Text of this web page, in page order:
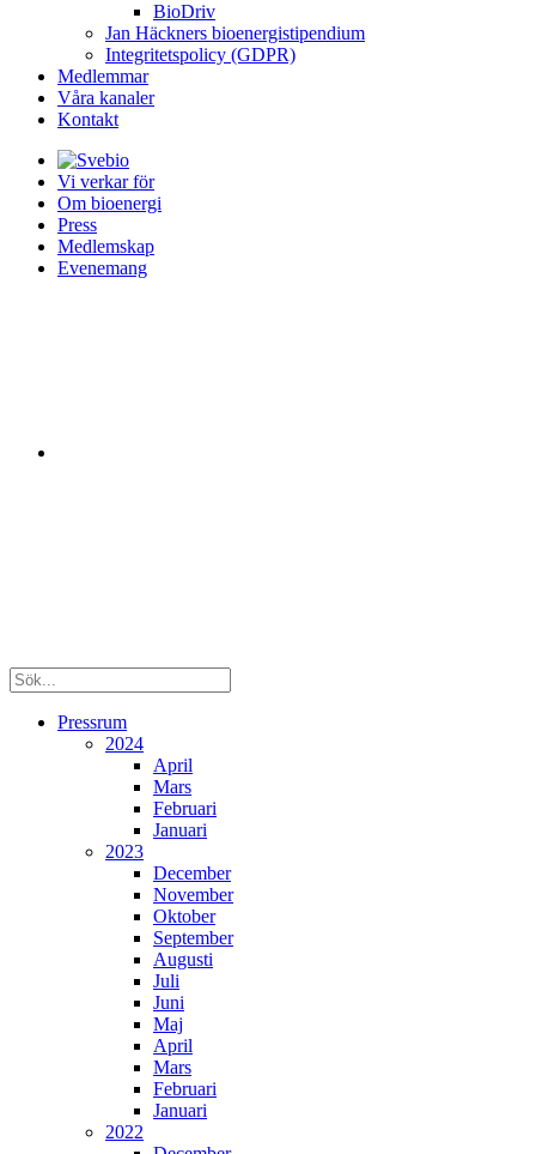
BioDriv
Jan Häckners bioenergistipendium
Integritetspolicy (GDPR)
Medlemmar
Våra kanaler
Kontakt
Vi verkar för
Om bioenergi
Press
Medlemskap
Evenemang
Pressrum
2024
April
Mars
Februari
Januari
2023
December
November
Oktober
September
Augusti
Juli
Juni
Maj
April
Mars
Februari
Januari
2022